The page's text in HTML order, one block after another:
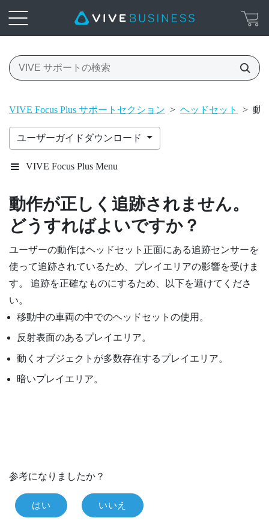
VIVE Focus Plus サポートセクション > ヘッドセット > 動
ユーザーガイドダウンロード
VIVE Focus Plus Menu
動作が正しく追跡されません。
どうすればよいですか？
ユーザーの動作はヘッドセット正面にある追跡センサーを
使って追跡されているため、プレイエリアの影響を受けま
す。 追跡を正確なものにするため、以下を避けてくださ
い。
移動中の車両の中でのヘッドセットの使用。
反射表面のあるプレイエリア。
動くオブジェクトが多数存在するプレイエリア。
暗いプレイエリア。
参考になりましたか？
はい いいえ